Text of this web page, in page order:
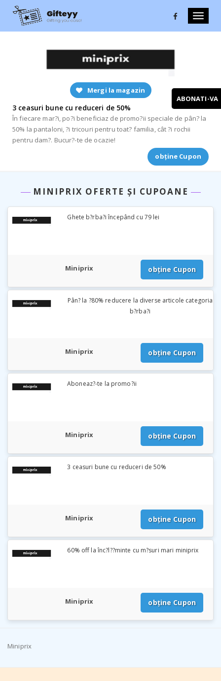
Toggle
Mergi la magazin
3 ceasuri bune cu reduceri de 50%
În fiecare mar?i, po?i beneficiaz de promo?ii speciale de pân? la
50% la pantaloni, ?i tricouri pentru toat? familia, cât ?i rochii
pentru dam?. Bucur?-te de ocazie!
obține Cupon
MINIPRIX OFERTE ȘI CUPOANE
Ghete b?rba?i începând cu 79 lei
Miniprix obține Cupon
Pân? la ?80% reducere la diverse articole categoria
b?rba?i
Miniprix obține Cupon
Aboneaz?-te la promo?ii
Miniprix obține Cupon
3 ceasuri bune cu reduceri de 50%
Miniprix obține Cupon
60% off la înc?l??minte cu m?suri mari miniprix
Miniprix obține Cupon
Miniprix
ABONATI-VA